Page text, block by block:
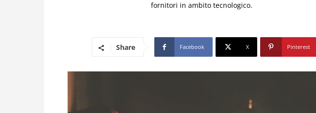
fornitori in ambito tecnologico.
Share Facebook X Pinterest